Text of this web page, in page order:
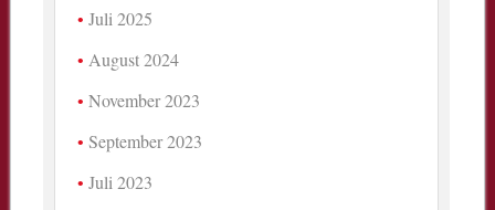
Juli 2025
August 2024
November 2023
September 2023
Juli 2023